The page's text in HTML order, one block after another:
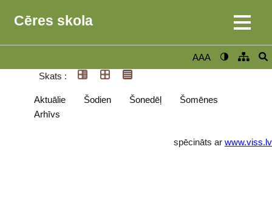
Cēres skola
AAA
Skats :
Aktuālie Šodien Šonedēļ
Šomēnes
Arhīvs
spēcināts ar www.viss.lv